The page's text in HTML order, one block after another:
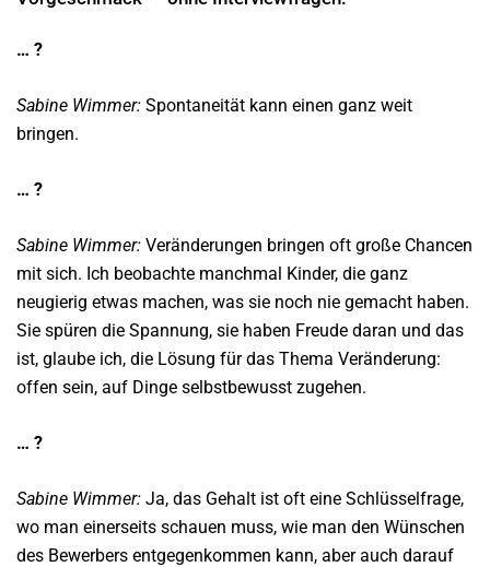
… ?
Sabine Wimmer: Spontaneität kann einen ganz weit
bringen.
… ?
Sabine Wimmer: Veränderungen bringen oft große Chancen
mit sich. Ich beobachte manchmal Kinder, die ganz
neugierig etwas machen, was sie noch nie gemacht haben.
Sie spüren die Spannung, sie haben Freude daran und das
ist, glaube ich, die Lösung für das Thema Veränderung:
offen sein, auf Dinge selbstbewusst zugehen.
… ?
Sabine Wimmer: Ja, das Gehalt ist oft eine Schlüsselfrage,
wo man einerseits schauen muss, wie man den Wünschen
des Bewerbers entgegenkommen kann, aber auch darauf